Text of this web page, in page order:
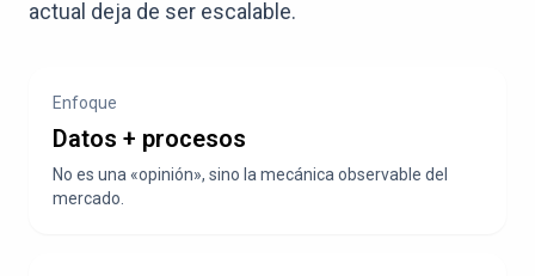
actual deja de ser escalable.
Enfoque
Datos + procesos
No es una «opinión», sino la mecánica observable del
mercado.